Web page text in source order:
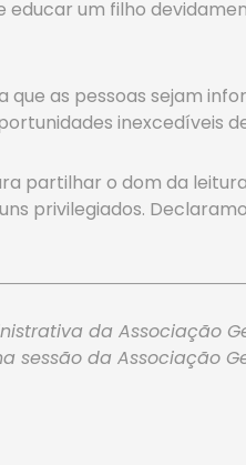
um filho
as pessoas sejam
inexcedíveis
partilhar o dom da
privilegiados.
da Associação
sessão da Associação